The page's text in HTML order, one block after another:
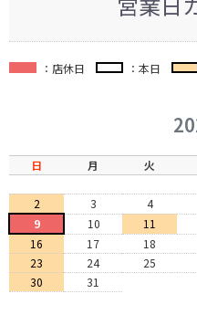
：店休日 ：本日
日 月 火
2
3 4
9
10 11
16
17 18
23
24 25
30
31